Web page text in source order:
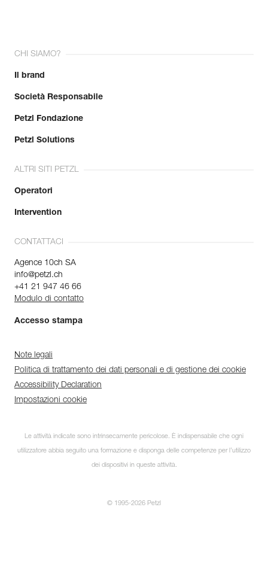
CHI SIAMO?
Il brand
Società Responsabile
Petzl Fondazione
Petzl Solutions
ALTRI SITI PETZL
Operatori
Intervention
CONTATTACI
Agence 10ch SA
info@petzl.ch
+41 21 947 46 66
Modulo di contatto
Accesso stampa
Note legali
Politica di trattamento dei dati personali e di gestione dei cookie
Accessibility Declaration
Impostazioni cookie
Le attività indicate sono intrinsecamente pericolose. È indispensabile che ogni
utilizzatore abbia seguito una formazione e disponga delle competenze per l’utilizzo
dei dispositivi in queste attività.
© 1995-2026 Petzl